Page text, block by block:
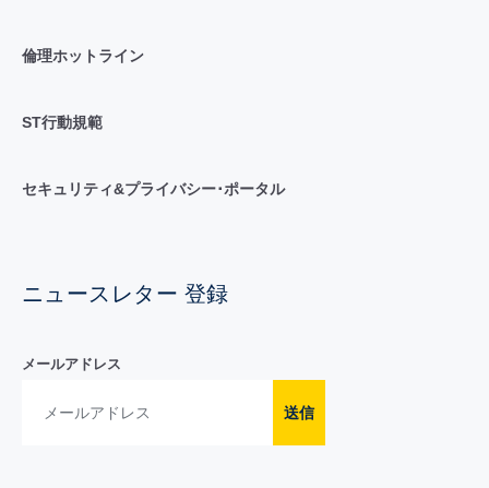
倫理ホットライン
ST行動規範
セキュリティ&プライバシー･ポータル
ニュースレター 登録
メールアドレス
送信